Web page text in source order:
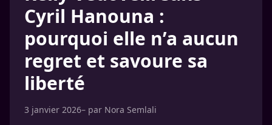
Cyril Hanouna :
pourquoi elle n’a aucun
regret et savoure sa
liberté
3 janvier 2026– par Nora Semlali